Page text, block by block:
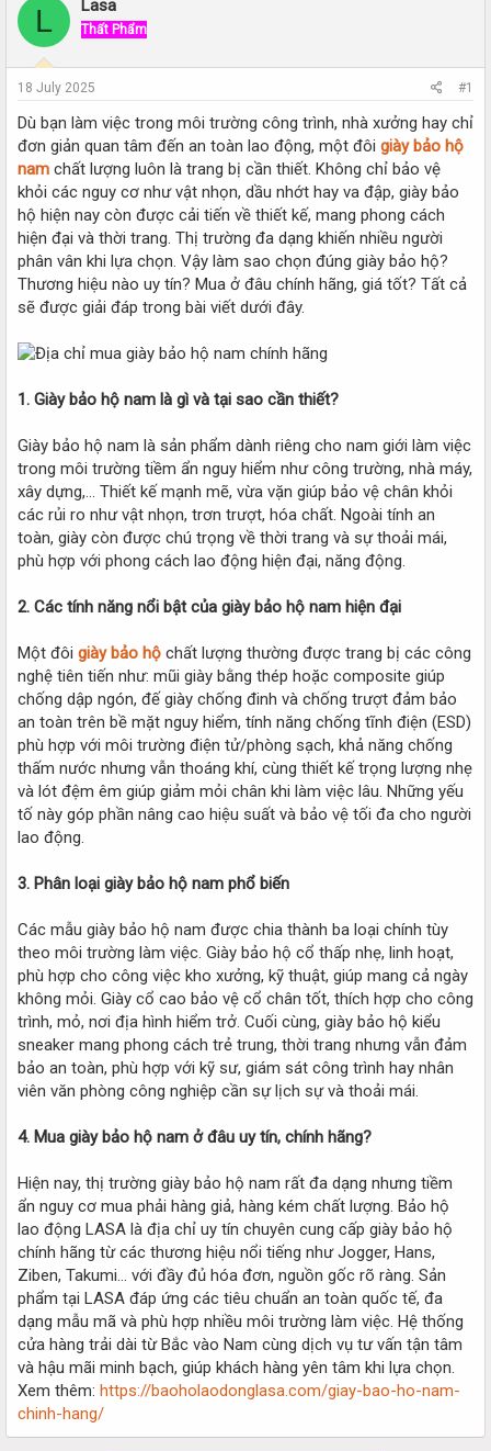
a
s
a
r
e
r
r
t
a
e
L Lasa
Thất Phẩm
18 July 2025 #1
Dù bạn làm việc trong môi trường công trình, nhà xưởng hay chỉ
đơn giản quan tâm đến an toàn lao động, một đôi giày bảo hộ
nam chất lượng luôn là trang bị cần thiết. Không chỉ bảo vệ
khỏi các nguy cơ như vật nhọn, dầu nhớt hay va đập, giày bảo
hộ hiện nay còn được cải tiến về thiết kế, mang phong cách
hiện đại và thời trang. Thị trường đa dạng khiến nhiều người
phân vân khi lựa chọn. Vậy làm sao chọn đúng giày bảo hộ?
Thương hiệu nào uy tín? Mua ở đâu chính hãng, giá tốt? Tất cả
sẽ được giải đáp trong bài viết dưới đây.
1. Giày bảo hộ nam là gì và tại sao cần thiết?
Giày bảo hộ nam là sản phẩm dành riêng cho nam giới làm việc
trong môi trường tiềm ẩn nguy hiểm như công trường, nhà máy,
xây dựng,… Thiết kế mạnh mẽ, vừa vặn giúp bảo vệ chân khỏi
các rủi ro như vật nhọn, trơn trượt, hóa chất. Ngoài tính an
toàn, giày còn được chú trọng về thời trang và sự thoải mái,
phù hợp với phong cách lao động hiện đại, năng động.
2. Các tính năng nổi bật của giày bảo hộ nam hiện đại
Một đôi giày bảo hộ chất lượng thường được trang bị các công
nghệ tiên tiến như: mũi giày bằng thép hoặc composite giúp
chống dập ngón, đế giày chống đinh và chống trượt đảm bảo
an toàn trên bề mặt nguy hiểm, tính năng chống tĩnh điện (ESD)
phù hợp với môi trường điện tử/phòng sạch, khả năng chống
thấm nước nhưng vẫn thoáng khí, cùng thiết kế trọng lượng nhẹ
và lót đệm êm giúp giảm mỏi chân khi làm việc lâu. Những yếu
tố này góp phần nâng cao hiệu suất và bảo vệ tối đa cho người
lao động.
3. Phân loại giày bảo hộ nam phổ biến
Các mẫu giày bảo hộ nam được chia thành ba loại chính tùy
theo môi trường làm việc. Giày bảo hộ cổ thấp nhẹ, linh hoạt,
phù hợp cho công việc kho xưởng, kỹ thuật, giúp mang cả ngày
không mỏi. Giày cổ cao bảo vệ cổ chân tốt, thích hợp cho công
trình, mỏ, nơi địa hình hiểm trở. Cuối cùng, giày bảo hộ kiểu
sneaker mang phong cách trẻ trung, thời trang nhưng vẫn đảm
bảo an toàn, phù hợp với kỹ sư, giám sát công trình hay nhân
viên văn phòng công nghiệp cần sự lịch sự và thoải mái.
4. Mua giày bảo hộ nam ở đâu uy tín, chính hãng?
Hiện nay, thị trường giày bảo hộ nam rất đa dạng nhưng tiềm
ẩn nguy cơ mua phải hàng giả, hàng kém chất lượng. Bảo hộ
lao động LASA là địa chỉ uy tín chuyên cung cấp giày bảo hộ
chính hãng từ các thương hiệu nổi tiếng như Jogger, Hans,
Ziben, Takumi… với đầy đủ hóa đơn, nguồn gốc rõ ràng. Sản
phẩm tại LASA đáp ứng các tiêu chuẩn an toàn quốc tế, đa
dạng mẫu mã và phù hợp nhiều môi trường làm việc. Hệ thống
cửa hàng trải dài từ Bắc vào Nam cùng dịch vụ tư vấn tận tâm
và hậu mãi minh bạch, giúp khách hàng yên tâm khi lựa chọn.
Xem thêm: https://baoholaodonglasa.com/giay-bao-ho-nam-
chinh-hang/